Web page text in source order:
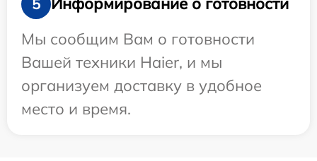
5
Мы сообщим Вам о готовности
Вашей техники Haier, и мы
организуем доставку в удобное
место и время.